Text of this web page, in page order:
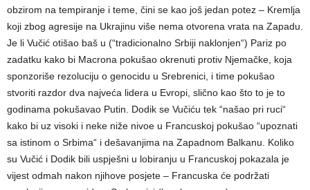
obzirom na tempiranje i teme, čini se kao još jedan potez – Kremlja
koji zbog agresije na Ukrajinu više nema otvorena vrata na Zapadu.
Je li Vučić otišao baš u (“tradicionalno Srbiji naklonjen“) Pariz po
zadatku kako bi Macrona pokušao okrenuti protiv Njemačke, koja
sponzoriše rezoluciju o genocidu u Srebrenici, i time pokušao
stvoriti razdor dva najveća lidera u Evropi, slično kao što to je to
godinama pokušavao Putin. Dodik se Vučiću tek “našao pri ruci“
kako bi uz visoki i neke niže nivoe u Francuskoj pokušao “upoznati
sa istinom o Srbima“ i dešavanjima na Zapadnom Balkanu. Koliko
su Vučić i Dodik bili uspješni u lobiranju u Francuskoj pokazala je
vijest odmah nakon njihove posjete – Francuska će podržati